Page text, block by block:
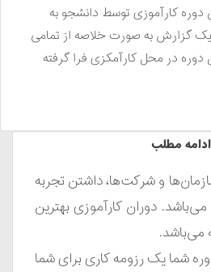
دوره کارآموزی توسط دانشجو به
یک گزارش به صورت خلاصه از تمامی
دوره در محل کارآمکزی فرا گرفته
ادامه مطلب
و شرکت‌ها، داشتن تجربه
دوران کارآموزی بهترین
می‌باشد.
شما یک رزومه کاری برای شما